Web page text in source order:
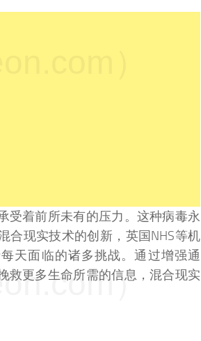
受着前所未有的压力。这种病毒永
合现实技术的创新，英国NHS等机
天面临的诸多挑战。通过增强通
救更多生命所需的信息，混合现实
）